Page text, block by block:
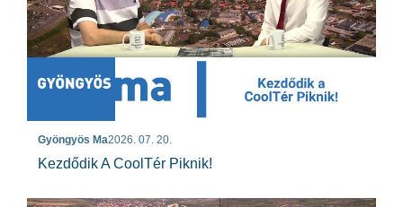
Gyöngyös Ma2026. 07. 20.
Kezdődik A CoolTér Piknik!